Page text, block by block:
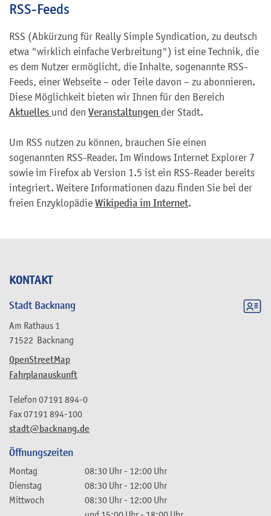
KONTAKT
Stadt Backnang
Am Rathaus 1
71522 Backnang
OpenStreetMap
Fahrplanauskunft
stadt@backnang.de
Telefon 07191 894-0
Fax07191 894-100
Öffnungszeiten
Montag 08:30 Uhr- 12:00 Uhr
Dienstag
08:30 Uhr- 12:00 Uhr
Mittwoch
08:30 Uhr- 12:00 Uhr
RSS-Feeds
RSS (Abkürzung für Really Simple Syndication, zu deutsch
etwa "wirklich einfache Verbreitung") ist eine Technik, die
es dem Nutzer ermöglicht, die Inhalte, sogenannte RSS-
Feeds, einer Webseite – oder Teile davon – zu abonnieren.
Diese Möglichkeit bieten wir Ihnen für den Bereich
Aktuelles und den Veranstaltungen der Stadt.
Um RSS nutzen zu können, brauchen Sie einen
sogenannten RSS-Reader. Im Windows Internet Explorer 7
sowie im Firefox ab Version 1.5 ist ein RSS-Reader bereits
integriert. Weitere Informationen dazu finden Sie bei der
freien Enzyklopädie Wikipedia im Internet.